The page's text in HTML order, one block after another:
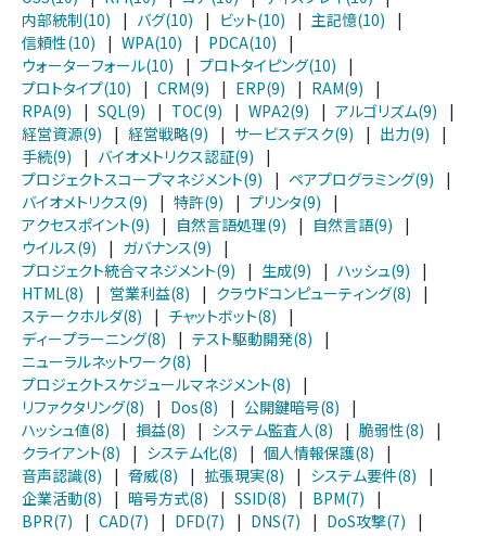
内部統制(10)
| バグ(10) | ビット(10) | 主記憶(10)
|
信頼性(10)
| WPA(10) | PDCA(10)
|
ウォーターフォール(10)
| プロトタイピング(10)
|
プロトタイプ(10)
| CRM(9) | ERP(9) | RAM(9)
|
RPA(9)
| SQL(9) | TOC(9) | WPA2(9) | アルゴリズム(9)
|
経営資源(9)
| 経営戦略(9) | サービスデスク(9) | 出力(9)
|
手続(9)
| バイオメトリクス認証(9)
|
プロジェクトスコープマネジメント(9)
| ペアプログラミング(9)
|
バイオメトリクス(9)
| 特許(9) | プリンタ(9)
|
アクセスポイント(9)
| 自然言語処理(9) | 自然言語(9)
|
ウイルス(9)
| ガバナンス(9)
|
プロジェクト統合マネジメント(9)
| 生成(9) | ハッシュ(9)
|
HTML(8)
| 営業利益(8) | クラウドコンピューティング(8)
|
ステークホルダ(8)
| チャットボット(8)
|
ディープラーニング(8)
| テスト駆動開発(8)
|
ニューラルネットワーク(8)
|
プロジェクトスケジュールマネジメント(8)
|
リファクタリング(8)
| Dos(8) | 公開鍵暗号(8)
|
ハッシュ値(8)
| 損益(8) | システム監査人(8) | 脆弱性(8)
|
クライアント(8)
| システム化(8) | 個人情報保護(8)
|
音声認識(8)
| 脅威(8) | 拡張現実(8) | システム要件(8)
|
企業活動(8)
| 暗号方式(8) | SSID(8) | BPM(7)
|
BPR(7)
| CAD(7) | DFD(7) | DNS(7) | DoS攻撃(7)
|